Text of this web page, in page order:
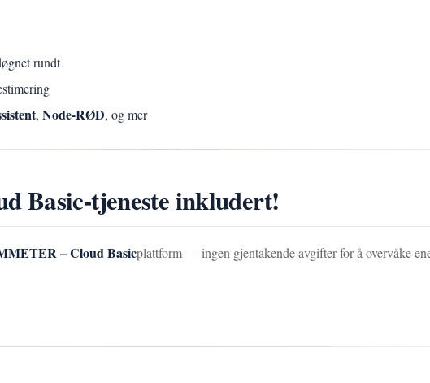
rundt
, Node-RØD, og mer
Basic-tjeneste inkludert!
– Cloud Basicplattform — ingen gjentakende avgifter for å overvåke